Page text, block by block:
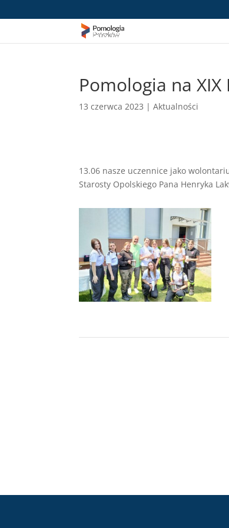
Pomologia na
13 czerwca 2023 |Aktualności
13.06 nasze uczennice jako
Starosty Opolskiego Pana Henryka